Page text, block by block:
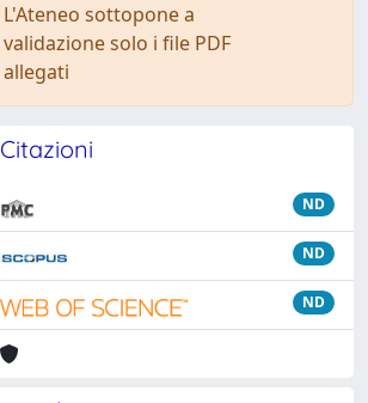
L'Ateneo sottopone a
validazione solo i file PDF
allegati
Citazioni
ND
ND
ND